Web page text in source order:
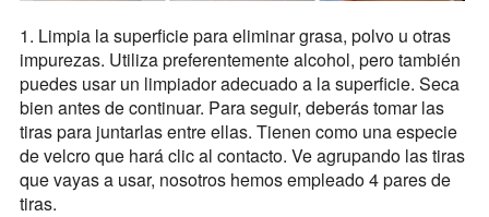
1. Limpia la superficie para eliminar grasa, polvo u otras
impurezas. Utiliza preferentemente alcohol, pero también
puedes usar un limpiador adecuado a la superficie. Seca
bien antes de continuar. Para seguir, deberás tomar las
tiras para juntarlas entre ellas. Tienen como una especie
de velcro que hará clic al contacto. Ve agrupando las tiras
que vayas a usar, nosotros hemos empleado 4 pares de
tiras.